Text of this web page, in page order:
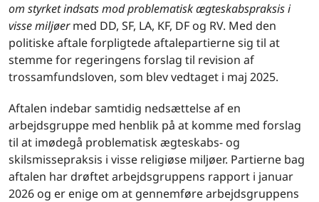
om styrket indsats mod problematisk ægteskabspraksis i
visse miljøermed DD, SF, LA, KF, DF og RV. Med den
politiske aftale forpligtede aftalepartierne sig til at
stemme for regeringens forslag til revision af
trossamfundsloven, som blev vedtaget i maj 2025.
Aftalen indebar samtidig nedsættelse af en
arbejdsgruppe med henblik på at komme med forslag
til at imødegå problematisk ægteskabs- og
skilsmissepraksis i visse religiøse miljøer. Partierne bag
aftalen har drøftet arbejdsgruppens rapport i januar
2026 og er enige om at gennemføre arbejdsgruppens